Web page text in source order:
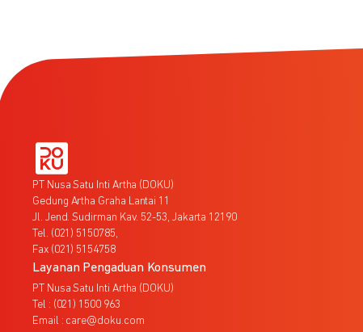
PT Nusa Satu Inti Artha (DOKU)
Gedung Artha Graha Lantai 11
Jl. Jend. Sudirman Kav. 52-53, Jakarta 12190
Tel. (021) 5150785,
Fax (021) 5154758
Layanan Pengaduan Konsumen
PT Nusa Satu Inti Artha (DOKU)
Tel : (021) 1500 963
Email : care@doku.com